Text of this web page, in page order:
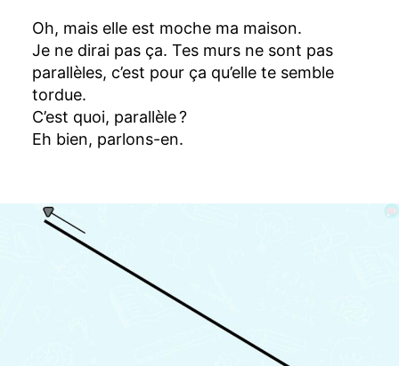
Oh, mais elle est moche ma maison.
Je ne dirai pas ça. Tes murs ne sont pas
parallèles, c’est pour ça qu’elle te semble
tordue.
C’est quoi, parallèle ?
Eh bien, parlons-en.